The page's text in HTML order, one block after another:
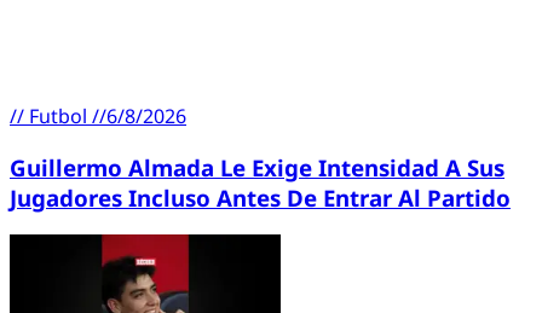
// Futbol //6/8/2026
Guillermo Almada Le Exige Intensidad A Sus
Jugadores Incluso Antes De Entrar Al Partido